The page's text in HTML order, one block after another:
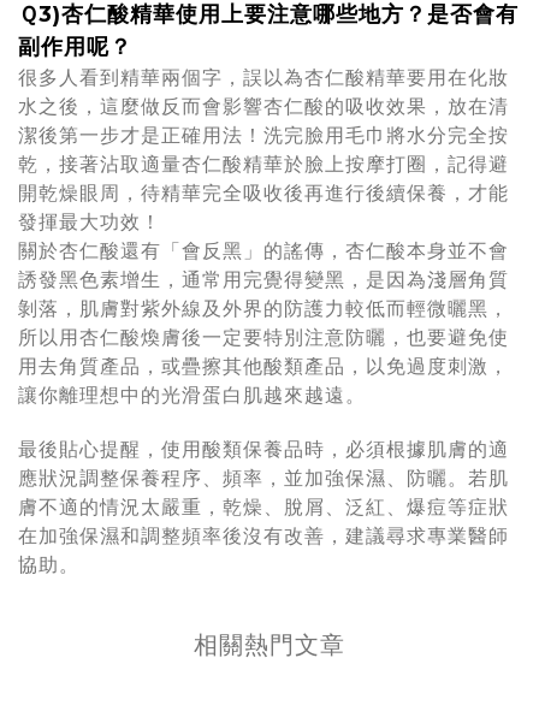
Ｑ3)杏仁酸精華使用上要注意哪些地方？是否會有
副作用呢？
很多人看到精華兩個字，誤以為杏仁酸精華要用在化妝
水之後，這麼做反而會影響杏仁酸的吸收效果，放在清
潔後第一步才是正確用法！洗完臉用毛巾將水分完全按
乾，接著沾取適量杏仁酸精華於臉上按摩打圈，記得避
開乾燥眼周，待精華完全吸收後再進行後續保養，才能
發揮最大功效！
關於杏仁酸還有「會反黑」的謠傳，杏仁酸本身並不會
誘發黑色素增生，通常用完覺得變黑，是因為淺層角質
剝落，肌膚對紫外線及外界的防護力較低而輕微曬黑，
所以用杏仁酸煥膚後一定要特別注意防曬，也要避免使
用去角質產品，或疊擦其他酸類產品，以免過度刺激，
讓你離理想中的光滑蛋白肌越來越遠。
最後貼心提醒，使用酸類保養品時，必須根據肌膚的適
應狀況調整保養程序、頻率，並加強保濕、防曬。若肌
膚不適的情況太嚴重，乾燥、脫屑、泛紅、爆痘等症狀
在加強保濕和調整頻率後沒有改善，建議尋求專業醫師
協助。
相關熱門文章